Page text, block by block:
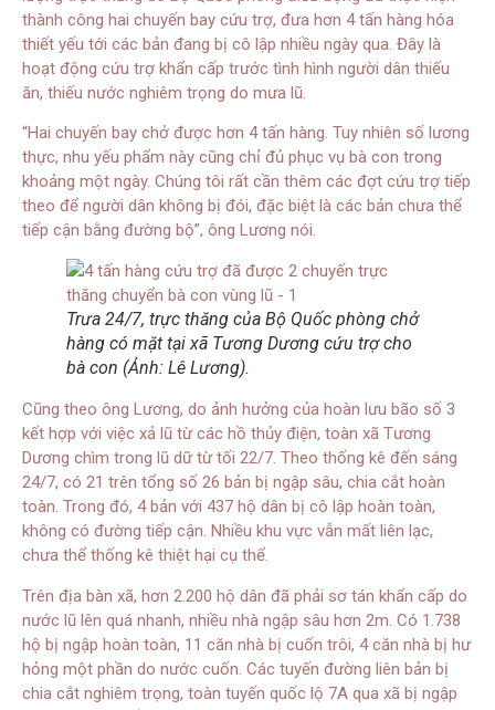
thành công hai chuyến bay cứu trợ, đưa hơn 4 tấn hàng hóa
thiết yếu tới các bản đang bị cô lập nhiều ngày qua. Đây là
hoạt động cứu trợ khẩn cấp trước tình hình người dân thiếu
ăn, thiếu nước nghiêm trọng do mưa lũ.
“Hai chuyến bay chở được hơn 4 tấn hàng. Tuy nhiên số lương
thực, nhu yếu phẩm này cũng chỉ đủ phục vụ bà con trong
khoảng một ngày. Chúng tôi rất cần thêm các đợt cứu trợ tiếp
theo để người dân không bị đói, đặc biệt là các bản chưa thể
tiếp cận bằng đường bộ”, ông Lương nói.
Trưa 24/7, trực thăng của Bộ Quốc phòng chở
hàng có mặt tại xã Tương Dương cứu trợ cho
bà con (Ảnh: Lê Lương).
Cũng theo ông Lương, do ảnh hưởng của hoàn lưu bão số 3
kết hợp với việc xả lũ từ các hồ thủy điện, toàn xã Tương
Dương chìm trong lũ dữ từ tối 22/7. Theo thống kê đến sáng
24/7, có 21 trên tổng số 26 bản bị ngập sâu, chia cắt hoàn
toàn. Trong đó, 4 bản với 437 hộ dân bị cô lập hoàn toàn,
không có đường tiếp cận. Nhiều khu vực vẫn mất liên lạc,
chưa thể thống kê thiệt hại cụ thể.
Trên địa bàn xã, hơn 2.200 hộ dân đã phải sơ tán khẩn cấp do
nước lũ lên quá nhanh, nhiều nhà ngập sâu hơn 2m. Có 1.738
hộ bị ngập hoàn toàn, 11 căn nhà bị cuốn trôi, 4 căn nhà bị hư
hỏng một phần do nước cuốn. Các tuyến đường liên bản bị
chia cắt nghiêm trọng, toàn tuyến quốc lộ 7A qua xã bị ngập